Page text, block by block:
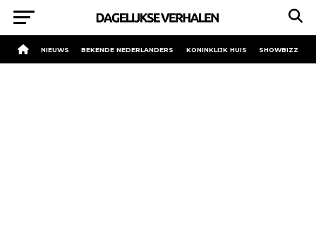
NIEUWS BEKENDE NEDERLANDERS KONINKLIJK HUIS SHOWBIZZ